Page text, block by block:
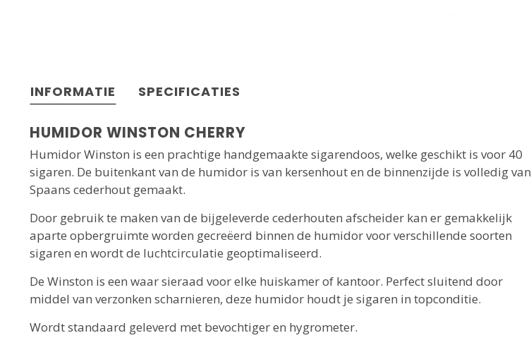
INFORMATIE SPECIFICATIES
HUMIDOR WINSTON CHERRY
Humidor Winston is een prachtige handgemaakte sigarendoos, welke geschikt is voor 40
sigaren. De buitenkant van de humidor is van kersenhout en de binnenzijde is volledig van
Spaans cederhout gemaakt.
Door gebruik te maken van de bijgeleverde cederhouten afscheider kan er gemakkelijk
aparte opbergruimte worden gecreëerd binnen de humidor voor verschillende soorten
sigaren en wordt de luchtcirculatie geoptimaliseerd.
De Winston is een waar sieraad voor elke huiskamer of kantoor. Perfect sluitend door
middel van verzonken scharnieren, deze humidor houdt je sigaren in topconditie.
Wordt standaard geleverd met bevochtiger en hygrometer.